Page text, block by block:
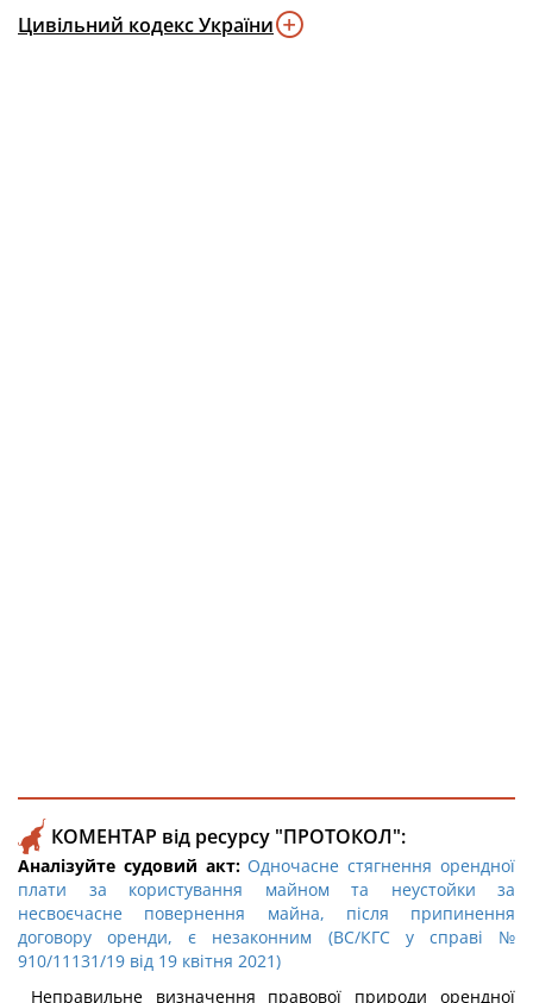
Цивільний кодекс України
КОМЕНТАР від ресурсу "ПРОТОКОЛ":
Аналізуйте судовий акт: Одночасне стягнення орендної
плати за користування майном та неустойки за
несвоєчасне повернення майна, після припинення
договору оренди, є незаконним (ВС/КГС у справі №
910/11131/19 від 19 квітня 2021)
Неправильне визначення правової природи орендної